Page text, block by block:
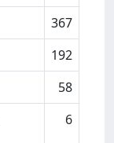
367
192
58
6